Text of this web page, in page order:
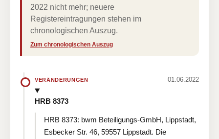
2022 nicht mehr; neuere
Registereintragungen stehen im
chronologischen Auszug.
Zum chronologischen Auszug
VERÄNDERUNGEN 01.06.2022
HRB 8373
HRB 8373: bwm Beteiligungs-GmbH, Lippstadt,
Esbecker Str. 46, 59557 Lippstadt. Die